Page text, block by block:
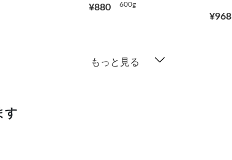
¥880
600g
¥968
もっと見る
す